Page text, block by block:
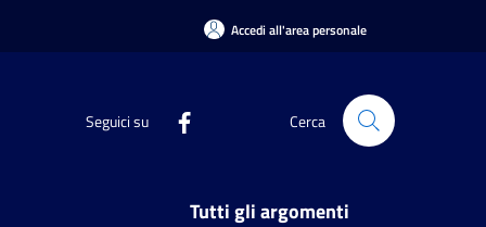
Accedi all'area personale
Seguici su Cerca
Tutti gli argomenti